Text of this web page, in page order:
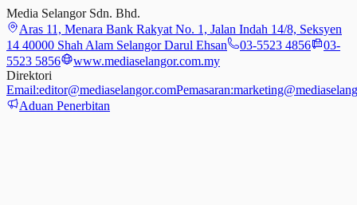
Media Selangor Sdn. Bhd.
Aras 11, Menara Bank Rakyat No. 1, Jalan Indah 14/8, Seksyen
14 40000 Shah Alam Selangor Darul Ehsan
03-5523 4856
03-
5523 5856
www.mediaselangor.com.my
Direktori
Email:editor@mediaselangor.comPemasaran:
Aduan Penerbitan